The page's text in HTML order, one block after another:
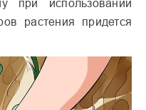
при использовании
растения придется